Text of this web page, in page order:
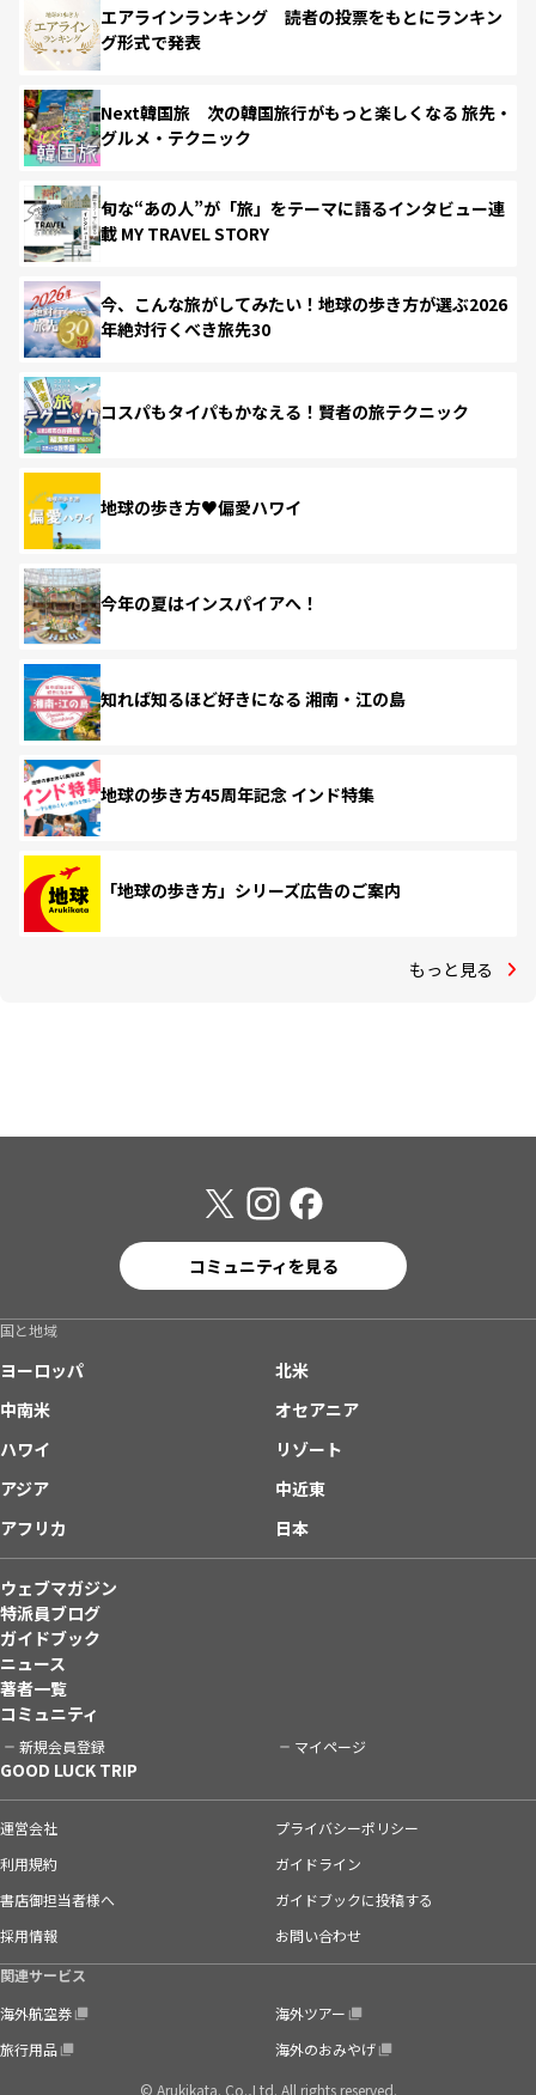
エアラインランキング 読者の投票をもとにランキン
グ形式で発表
Next韓国旅 次の韓国旅行がもっと楽しくなる 旅先・
グルメ・テクニック
旬な“あの人”が「旅」をテーマに語るインタビュー連
載 MY TRAVEL STORY
今、こんな旅がしてみたい！地球の歩き方が選ぶ2026
年絶対行くべき旅先30
コスパもタイパもかなえる！賢者の旅テクニック
地球の歩き方♥偏愛ハワイ
今年の夏はインスパイアへ！
知れば知るほど好きになる 湘南・江の島
地球の歩き方45周年記念 インド特集
「地球の歩き方」シリーズ広告のご案内
もっと見る
コミュニティを見る
国と地域
ヨーロッパ
北米
中南米
オセアニア
ハワイ
リゾート
アジア
中近東
アフリカ
日本
ウェブマガジン
特派員ブログ
ガイドブック
ニュース
著者一覧
コミュニティ
新規会員登録 マイページ
GOOD LUCK TRIP
運営会社
プライバシーポリシー
利用規約
ガイドライン
書店御担当者様へ
ガイドブックに投稿する
採用情報
お問い合わせ
関連サービス
海外航空券
海外ツアー
旅行用品
海外のおみやげ
© Arukikata. Co.,Ltd. All rights reserved.